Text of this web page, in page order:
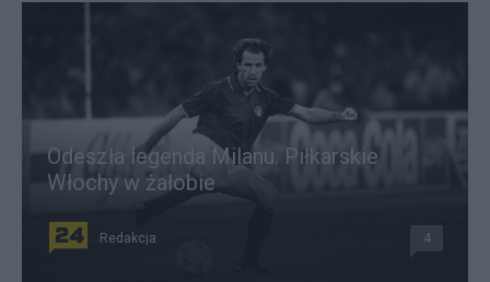
Odeszła legenda Milanu. Piłkarskie
Włochy w żałobie
Redakcja 4